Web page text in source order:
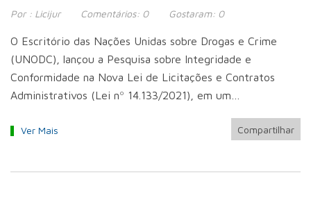
Por : Licijur Comentários: 0 Gostaram: 0
O Escritório das Nações Unidas sobre Drogas e Crime
(UNODC), lançou a Pesquisa sobre Integridade e
Conformidade na Nova Lei de Licitações e Contratos
Administrativos (Lei nº 14.133/2021), em um…
Ver Mais Compartilhar